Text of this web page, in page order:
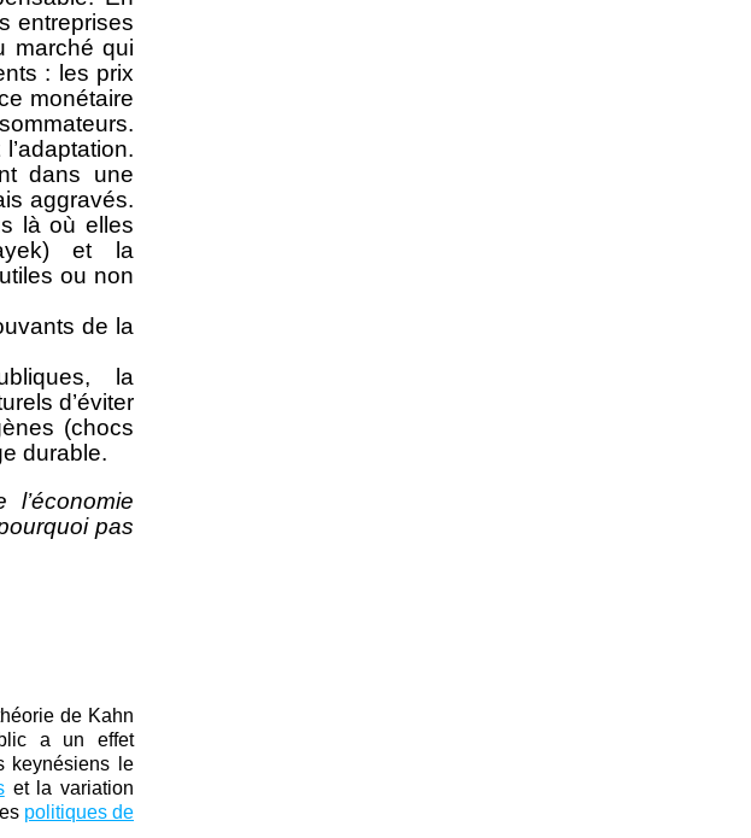
entreprises
marché qui
: les prix
monétaire
dans une
aggravés.
là où elles
et la
ou non
de la
la
d’éviter
(chocs
durable.
pas
de Kahn
a un effet
keynésiens le
et la variation
politiques de